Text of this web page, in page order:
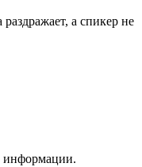
а спикер не
информации.